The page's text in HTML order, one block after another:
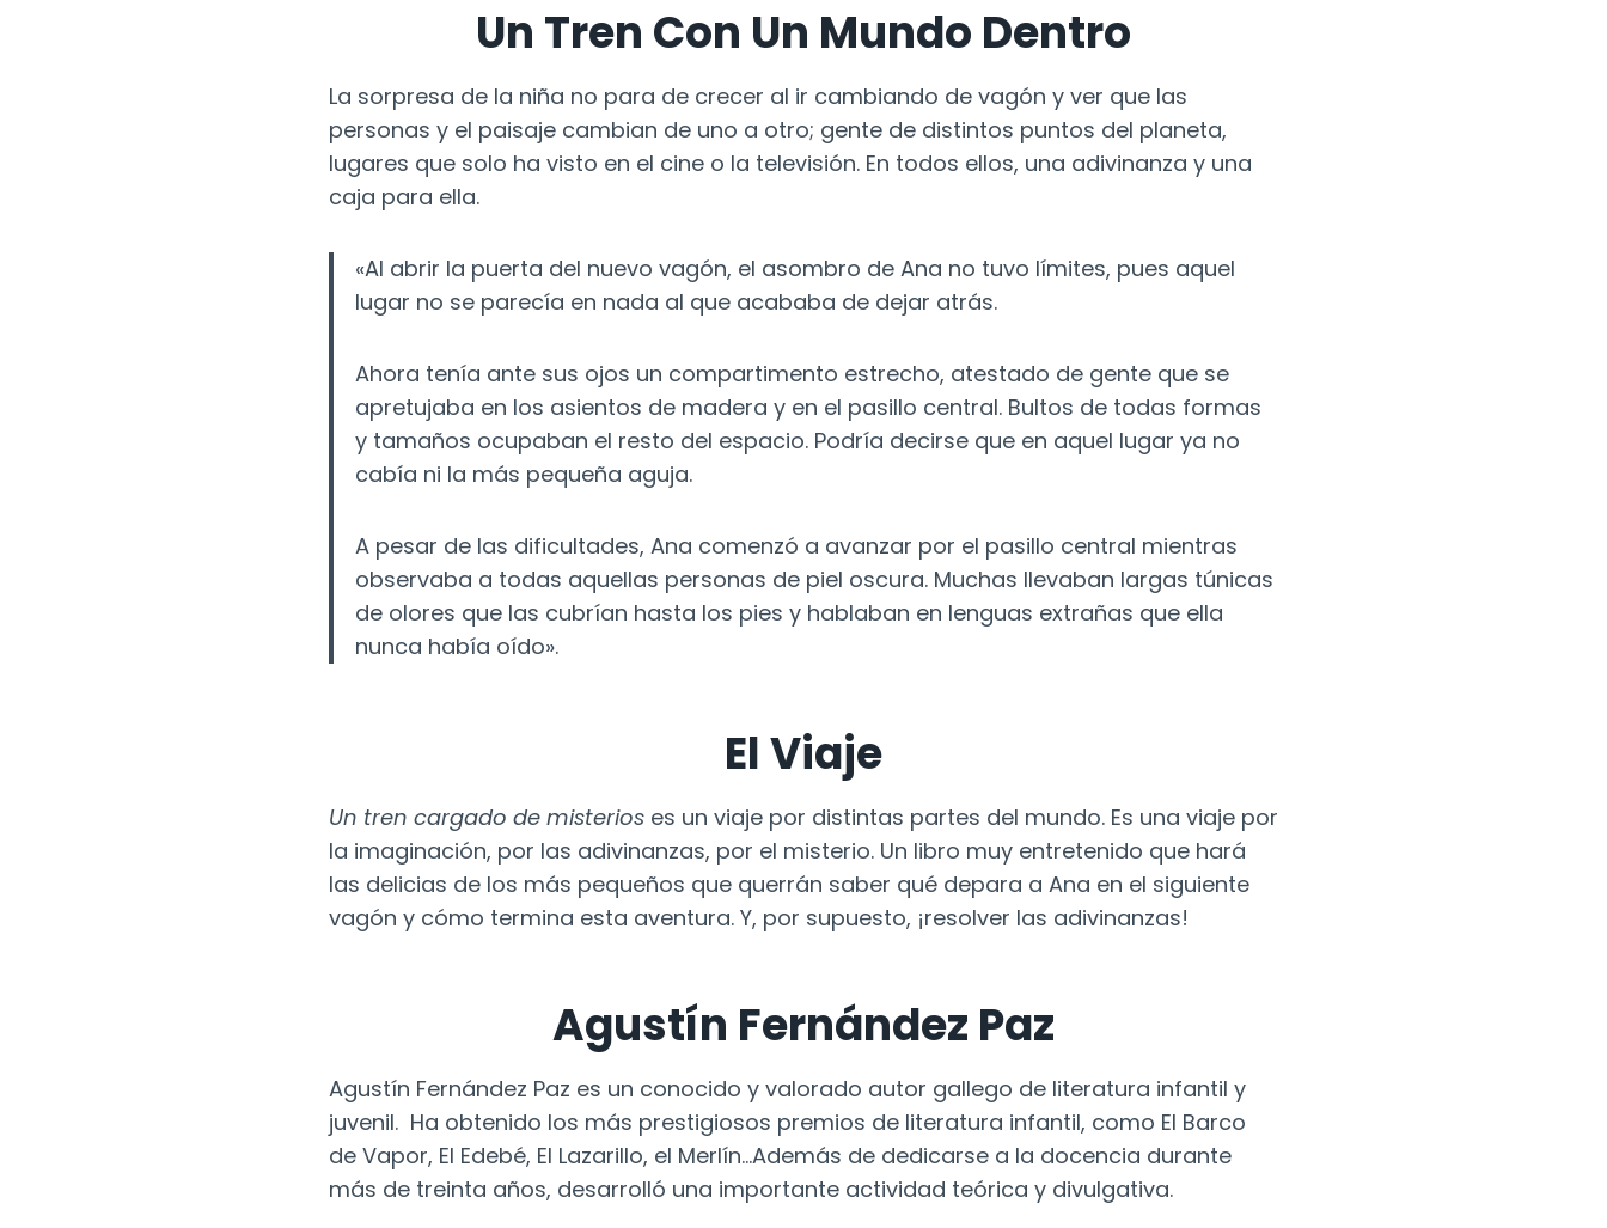
Un Tren Con Un Mundo Dentro
La sorpresa de la niña no para de crecer al ir cambiando de vagón y ver que las
personas y el paisaje cambian de uno a otro; gente de distintos puntos del planeta,
lugares que solo ha visto en el cine o la televisión. En todos ellos, una adivinanza y una
caja para ella.
«Al abrir la puerta del nuevo vagón, el asombro de Ana no tuvo límites, pues aquel
lugar no se parecía en nada al que acababa de dejar atrás.
Ahora tenía ante sus ojos un compartimento estrecho, atestado de gente que se
apretujaba en los asientos de madera y en el pasillo central. Bultos de todas formas
y tamaños ocupaban el resto del espacio. Podría decirse que en aquel lugar ya no
cabía ni la más pequeña aguja.
A pesar de las dificultades, Ana comenzó a avanzar por el pasillo central mientras
observaba a todas aquellas personas de piel oscura. Muchas llevaban largas túnicas
de olores que las cubrían hasta los pies y hablaban en lenguas extrañas que ella
nunca había oído».
El Viaje
Un tren cargado de misterios es un viaje por distintas partes del mundo. Es una viaje por
la imaginación, por las adivinanzas, por el misterio. Un libro muy entretenido que hará
las delicias de los más pequeños que querrán saber qué depara a Ana en el siguiente
vagón y cómo termina esta aventura. Y, por supuesto, ¡resolver las adivinanzas!
Agustín Fernández Paz
Agustín Fernández Paz es un conocido y valorado autor gallego de literatura infantil y
juvenil. Ha obtenido los más prestigiosos premios de literatura infantil, como El Barco
de Vapor, El Edebé, El Lazarillo, el Merlín…Además de dedicarse a la docencia durante
más de treinta años, desarrolló una importante actividad teórica y divulgativa.